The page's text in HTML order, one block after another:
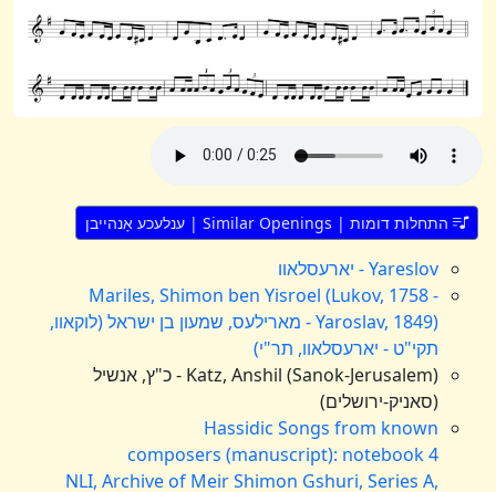
התחלות דומות | Similar Openings | ענלעכע אָנהייבן
Yareslov - יארעסלאוו
Mariles, Shimon ben Yisroel (Lukov, 1758 -
Yaroslav, 1849) - מארילעס, שמעון בן ישראל (לוקאוו,
תקי"ט - יארעסלאוו, תר"י)
Katz, Anshil (Sanok-Jerusalem) - כ"ץ, אנשיל
(סאניק-ירושלים)
Hassidic Songs from known
composers (manuscript): notebook 4
NLI, Archive of Meir Shimon Gshuri, Series A,